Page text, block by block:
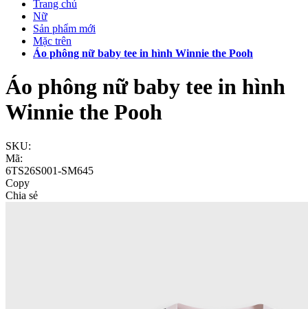
Trang chủ
Nữ
Sản phẩm mới
Mặc trên
Áo phông nữ baby tee in hình Winnie the Pooh
Áo phông nữ baby tee in hình
Winnie the Pooh
SKU:
Mã:
6TS26S001-SM645
Copy
Chia sẻ